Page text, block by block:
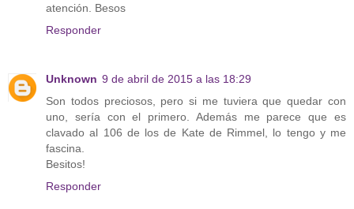
atención. Besos
Responder
Unknown 9 de abril de 2015 a las 18:29
Son todos preciosos, pero si me tuviera que quedar con
uno, sería con el primero. Además me parece que es
clavado al 106 de los de Kate de Rimmel, lo tengo y me
fascina.
Besitos!
Responder